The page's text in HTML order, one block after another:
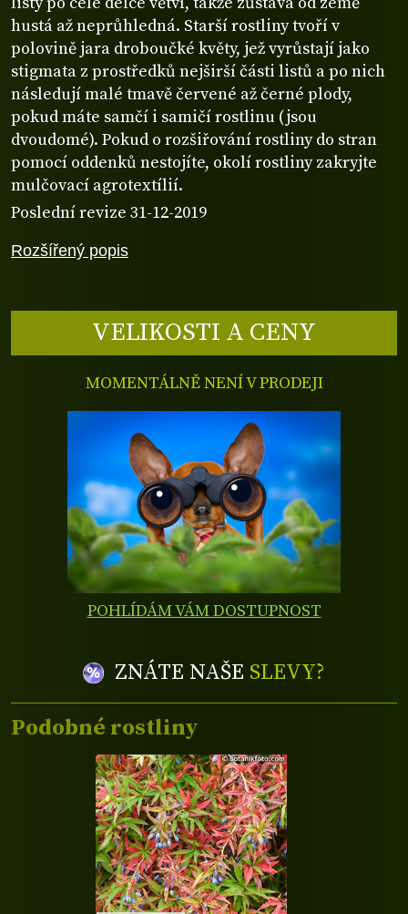
Rozšířený popis
hustá až neprůhledná. Starší rostliny tvoří v
polovině jara droboučké květy, jež vyrůstají jako
stigmata z prostředků nejširší části listů a po nich
následují malé tmavě červené až černé plody,
pokud máte samčí i samičí rostlinu (jsou
dvoudomé). Pokud o rozšiřování rostliny do stran
pomocí oddenků nestojíte, okolí rostliny zakryjte
mulčovací agrotextílií.
Poslední revize 31-12-2019
VELIKOSTI A CENY
MOMENTÁLNĚ NENÍ V PRODEJI
POHLÍDÁM VÁM DOSTUPNOST
ZNÁTE NAŠE SLEVY?
Podobné rostliny